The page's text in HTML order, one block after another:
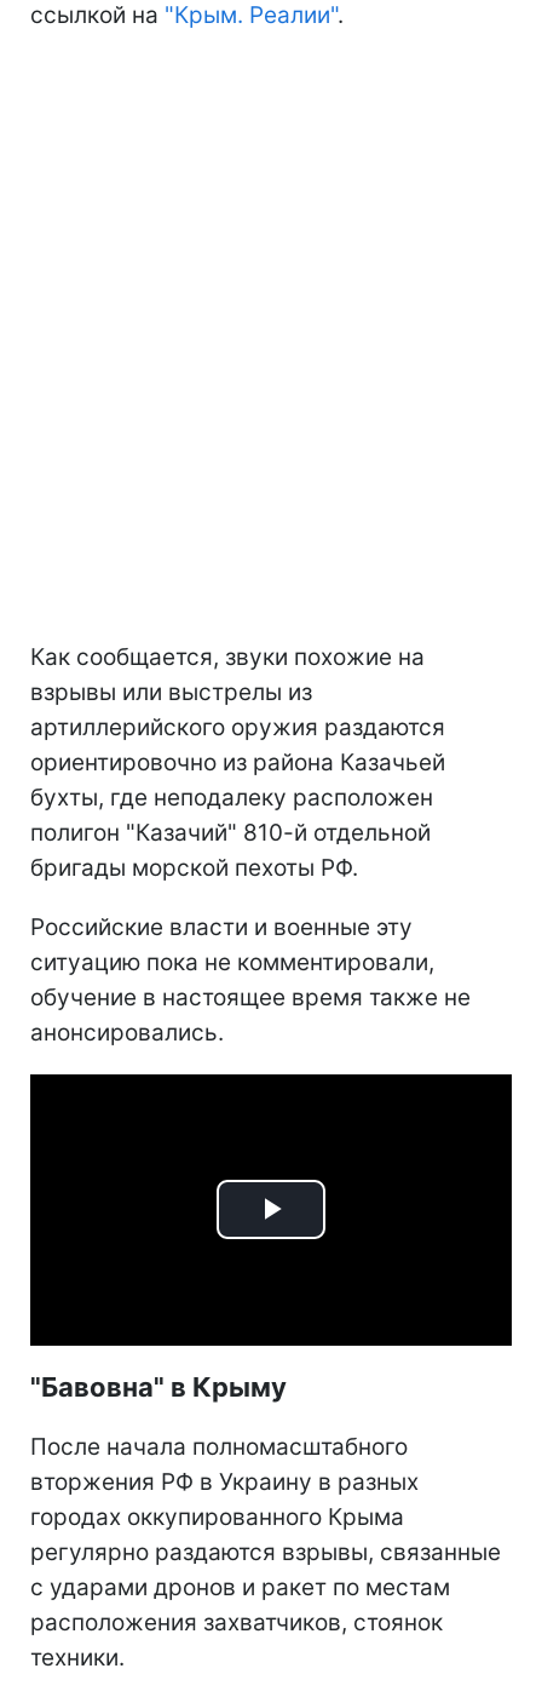
ссылкой на "Крым. Реалии".
Как сообщается, звуки похожие на
взрывы или выстрелы из
артиллерийского оружия раздаются
ориентировочно из района Казачьей
бухты, где неподалеку расположен
полигон "Казачий" 810-й отдельной
бригады морской пехоты РФ.
Российские власти и военные эту
ситуацию пока не комментировали,
обучение в настоящее время также не
анонсировались.
Play
"Бавовна" в Крыму
После начала полномасштабного
вторжения РФ в Украину в разных
городах оккупированного Крыма
регулярно раздаются взрывы, связанные
с ударами дронов и ракет по местам
расположения захватчиков, стоянок
техники.